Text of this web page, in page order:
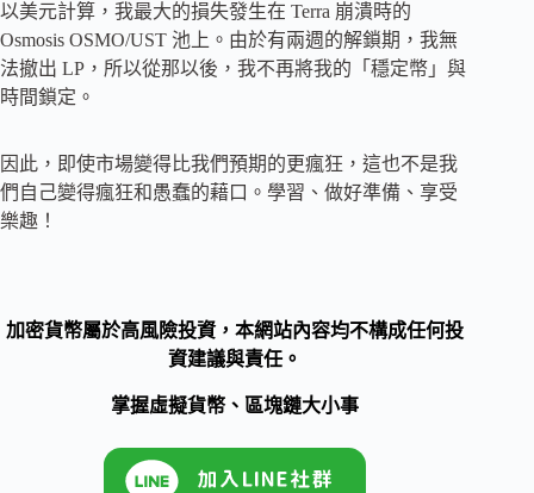
以美元計算，我最大的損失發生在 Terra 崩潰時的
Osmosis OSMO/UST 池上。由於有兩週的解鎖期，我無
法撤出 LP，所以從那以後，我不再將我的「穩定幣」與
時間鎖定。
因此，即使市場變得比我們預期的更瘋狂，這也不是我
們自己變得瘋狂和愚蠢的藉口。學習、做好準備、享受
樂趣！
加密貨幣屬於高風險投資，本網站內容均不構成任何投
資建議與責任。
掌握虛擬貨幣、區塊鏈大小事